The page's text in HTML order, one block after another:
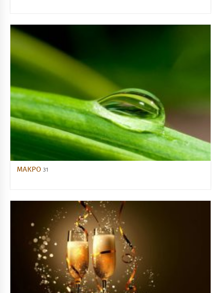
МАКРО 31